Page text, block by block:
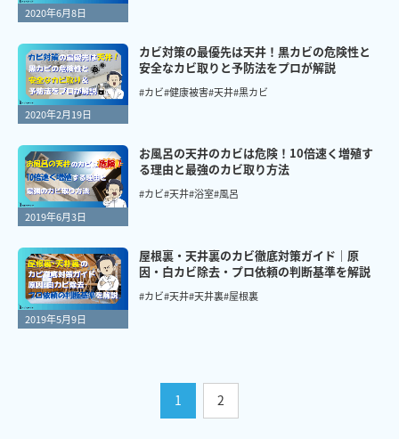
2020年6月8日
2020年2月19日
カビ対策の最優先は天井！黒カビの危険性と
安全なカビ取りと予防法をプロが解説
#カビ#健康被害#天井#黒カビ
2019年6月3日
お風呂の天井のカビは危険！10倍速く増殖す
る理由と最強のカビ取り方法
#カビ#天井#浴室#風呂
2019年5月9日
屋根裏・天井裏のカビ徹底対策ガイド｜原
因・白カビ除去・プロ依頼の判断基準を解説
#カビ#天井#天井裏#屋根裏
1 2